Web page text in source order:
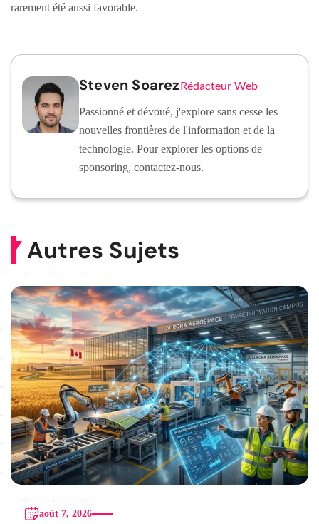
rarement été aussi favorable.
Steven SoarezRédacteur Web
Passionné et dévoué, j'explore sans cesse les
nouvelles frontières de l'information et de la
technologie. Pour explorer les options de
sponsoring, contactez-nous.
Autres Sujets
août 7, 2026